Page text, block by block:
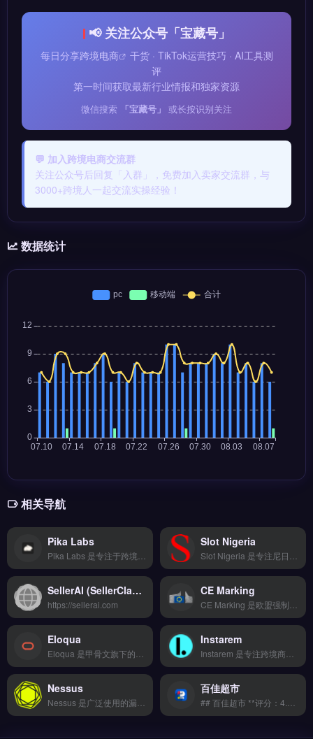
📢 关注公众号「宝藏号」
每日分享跨境电商
干货 · TikTok运营技巧 · AI工具测
评
第一时间获取最新行业情报和独家资源
微信搜索 「宝藏号」 或长按识别关注
💬 加入跨境电商交流群
关注公众号后回复「入群」，免费加入卖家交流群，与
3000+跨境人一起交流实操经验！
数据统计
相关导航
Pika Labs Slot Nigeria
SellerAI (SellerClaw) — AI自动驾驶电商全自动运营系统
https://sellerai.com
CE Marking
Eloqua Instarem
Nessus 百佳超市